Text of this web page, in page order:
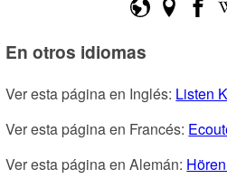
En otros idiomas
Ver esta página en Inglés: Listen
Ver esta página en Francés:
Ver esta página en Alemán: